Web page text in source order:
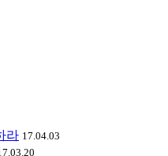
라 17.04.03